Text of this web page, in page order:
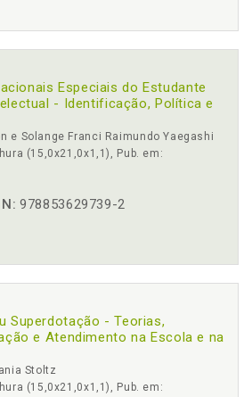
Especiais do Estudante
- Identificação, Política e
e Solange Franci Raimundo Yaegashi
(15,0x21,0x1,1), Pub. em:
978853629739-2
Superdotação - Teorias,
e Atendimento na Escola e na
Stoltz
(15,0x21,0x1,1), Pub. em: